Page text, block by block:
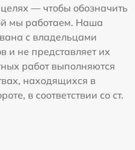
— чтобы обозначить
мы работаем. Наша
с владельцами
и не представляет их
работ выполняются
находящихся в
в соответствии со ст.